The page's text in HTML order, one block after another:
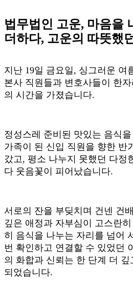
법무법인 고운, 마음을
더하다, 고운의 따뜻했
지난 19일 금요일, 싱그러운 여
본사 직원들과 변호사들이 한
의 시간을 가졌습니다.
정성스레 준비된 맛있는 음식
가족이 된 신입 직원을 향한 반
갔고 , 평소 나누지 못했던 다정
다 웃음꽃이 피어났습니다.
서로의 잔을 부딪치며 건넨 건
깊은 애정과 자부심이 고스란
히 음식을 나누는 자리를 넘어
번 확인하고 연결할 수 있었던
의 화합과 신뢰는 한 단계 더
되었습니다.